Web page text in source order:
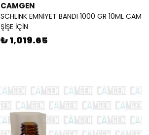
CAMGEN
SCHLİNK EMNİYET BANDI 1000 GR 10ML CAM
ŞİŞE İÇİN
₺ 1,019.65